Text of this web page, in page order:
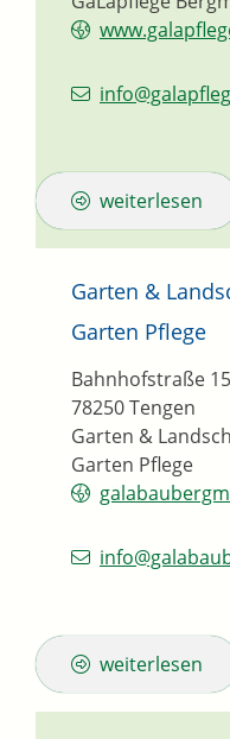
weiterlesen
Garten &
Garten Pflege
Garten &
Garten Pflege
Bahnhofstraße 15
78250Tengen
weiterlesen